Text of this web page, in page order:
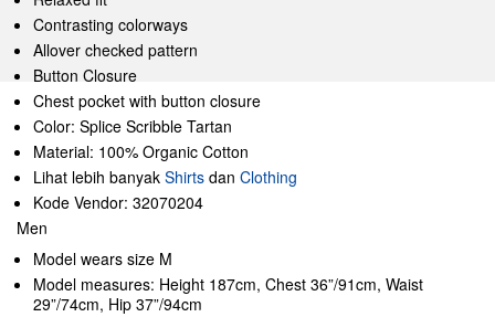
Contrasting colorways
Allover checked pattern
Button Closure
Chest pocket with button closure
Color: Splice Scribble Tartan
Material: 100% Organic Cotton
Lihat lebih banyak Shirts dan Clothing
Kode Vendor: 32070204
Men
Model wears size M
Model measures: Height 187cm, Chest 36”/91cm, Waist
29”/74cm, Hip 37”/94cm